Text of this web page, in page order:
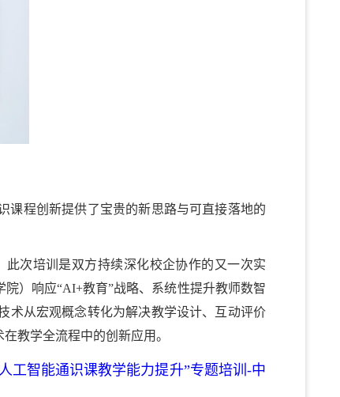
课程创新提供了宝贵的新思路与可直接落地的
次培训是双方持续深化校企协作的又一次实
）响应“AI+教育”战略、系统性提升教师数智
术从宏观概念转化为解决教学设计、互动评价
教学全流程中的创新应用。
工智能通识课教学能力提升”专题培训-中